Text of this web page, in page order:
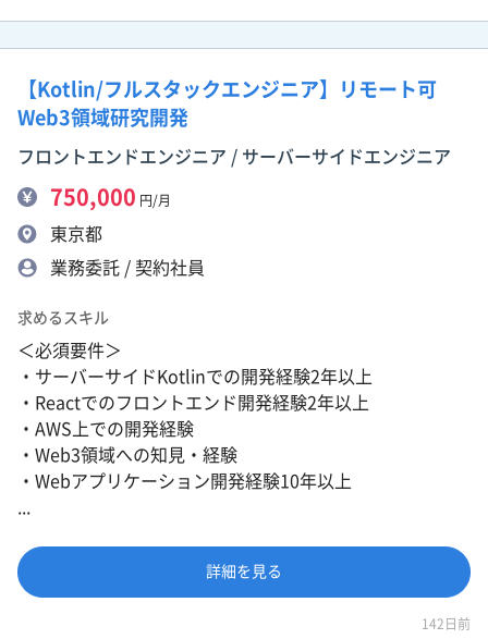
【Kotlin/フルスタックエンジニア】リモート可
Web3領域研究開発
フロントエンドエンジニア / サーバーサイドエンジニア
750,000 円/月
東京都
業務委託 / 契約社員
求めるスキル
＜必須要件＞
・サーバーサイドKotlinでの開発経験2年以上
・Reactでのフロントエンド開発経験2年以上
・AWS上での開発経験
・Web3領域への知見・経験
・Webアプリケーション開発経験10年以上
詳細を見る
142日前